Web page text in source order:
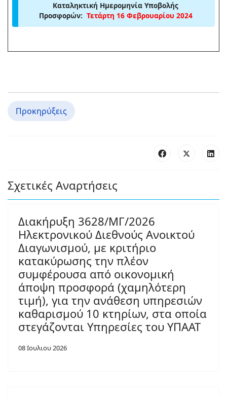
Καταληκτική Ημερομηνία Υποβολής
Προσφορών: Τετάρτη 16 Φεβρουαρίου 2024
Προκηρύξεις
Σχετικές Αναρτήσεις
Διακήρυξη 3628/ΜΓ/2026
Ηλεκτρονικού Διεθνούς Ανοικτού
Διαγωνισμού, με κριτήριο
κατακύρωσης την πλέον
συμφέρουσα από οικονομική
άποψη προσφορά (χαμηλότερη
τιμή), για την ανάθεση υπηρεσιών
καθαρισμού 10 κτηρίων, στα οποία
στεγάζονται Υπηρεσίες του ΥΠΑΑΤ
08 Ιουλιου 2026